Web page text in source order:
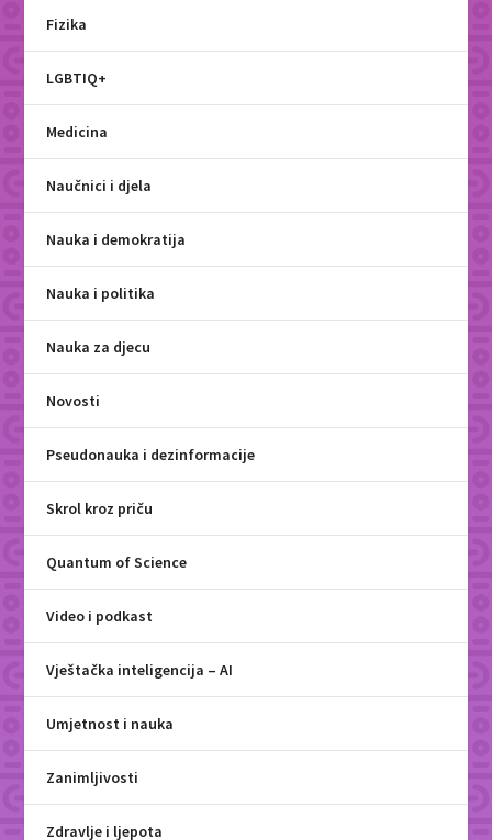
Fizika
LGBTIQ+
Medicina
Naučnici i djela
Nauka i demokratija
Nauka i politika
Nauka za djecu
Novosti
Pseudonauka i dezinformacije
Skrol kroz priču
Quantum of Science
Video i podkast
Vještačka inteligencija – AI
Umjetnost i nauka
Zanimljivosti
Zdravlje i ljepota